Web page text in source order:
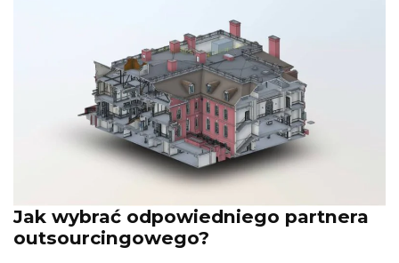
Jak wybrać odpowiedniego partnera
outsourcingowego?